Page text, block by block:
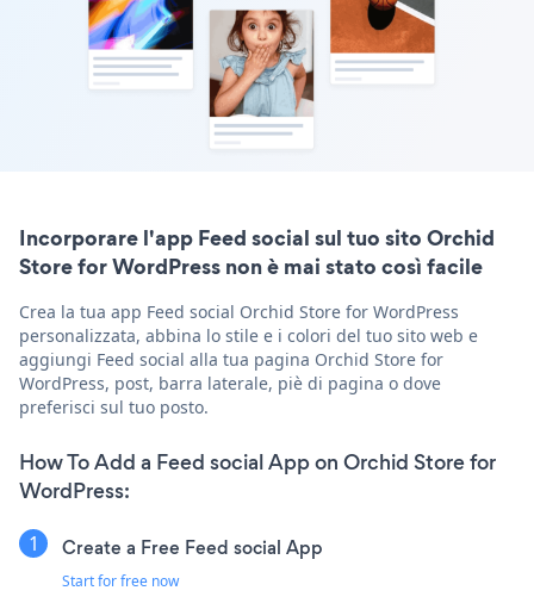
Incorporare l'app Feed social sul tuo sito Orchid
Store for WordPress non è mai stato così facile
Crea la tua app Feed social Orchid Store for WordPress
personalizzata, abbina lo stile e i colori del tuo sito web e
aggiungi Feed social alla tua pagina Orchid Store for
WordPress, post, barra laterale, piè di pagina o dove
preferisci sul tuo posto.
How To Add a Feed social App on Orchid Store for
WordPress:
Create a Free Feed social App
Start for free now